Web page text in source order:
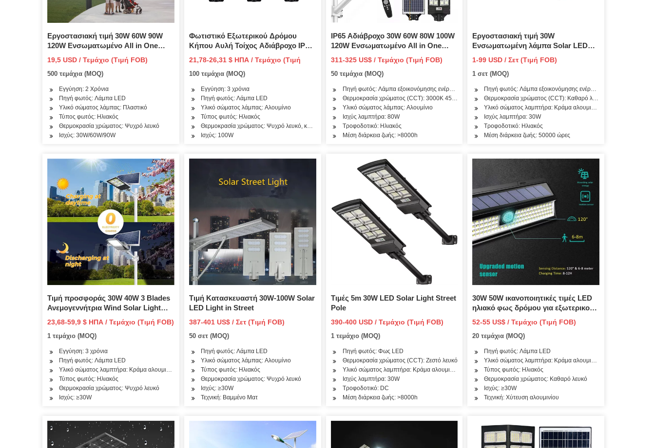
Εργοστασιακή τιμή 30W 60W 90W
120W Ενσωματωμένο All in One
LED ηλιακό φως δρόμου
19,5 USD / Τεμάχιο (Τιμή FOB)
500 τεμάχια (MOQ)
Εγγύηση: 2 Χρόνια
Πηγή φωτός: Λάμπα LED
Υλικό σώματος λάμπας: Πλαστικό
Τύπος φωτός: Ηλιακός
Θερμοκρασία χρώματος: Ψυχρό λευκό
Ισχύς: 30W/60W/90W
Φωτιστικό Εξωτερικού Δρόμου
Κήπου Αυλή Τοίχος Αδιάβροχο IP65
Υψηλή Ισχύς 30W 50W 100W 150W
200W Solar LED Φωτιστικό δρόμου
Τιμή
21,78-26,31 $ ΗΠΑ / Τεμάχιο (Τιμή
100 τεμάχια (MOQ)
Εγγύηση: 3 χρόνια
Πηγή φωτός: Λάμπα LED
Υλικό σώματος λάμπας: Αλουμίνιο
Τύπος φωτός: Ηλιακός
Θερμοκρασία χρώματος: Ψυχρό λευκό, καθαρό λευκό, ζεστό λευκό
Ισχύς: 100W
IP65 Αδιάβροχο 30W 60W 80W 100W
120W Ενσωματωμένο All in One
LED Solar Light Street Τιμή
311-325 US$ / Τεμάχιο (Τιμή FOB)
50 τεμάχια (MOQ)
Πηγή φωτός: Λάμπα εξοικονόμησης ενέργειας
Θερμοκρασία χρώματος (CCT): 3000K 4500K 5000K 6000K
Υλικό σώματος λάμπας: Αλουμίνιο
Ισχύς λαμπτήρα: 80W
Τροφοδοτικό: Ηλιακός
Μέση διάρκεια ζωής: >8000h
Εργοστασιακή τιμή 30W
Ενσωματωμένη λάμπα Solar LED
Street Light with Lithium Battery for
Government Project
1-99 USD / Σετ (Τιμή FOB)
1 σετ (MOQ)
Πηγή φωτός: Λάμπα εξοικονόμησης ενέργειας
Θερμοκρασία χρώματος (CCT): Καθαρό λευκό
Υλικό σώματος λαμπτήρα: Κράμα αλουμινίου
Ισχύς λαμπτήρα: 30W
Τροφοδοτικό: Ηλιακός
Μέση διάρκεια ζωής: 50000 ώρες
Τιμή προσφοράς 30W 40W 3 Blades
Ανεμογεννήτρια Wind Solar Light
Street LED Light Street 220V
23,68-59,9 $ ΗΠΑ / Τεμάχιο (Τιμή FOB)
1 τεμάχιο (MOQ)
Εγγύηση: 3 χρόνια
Πηγή φωτός: Λάμπα LED
Υλικό σώματος λαμπτήρα: Κράμα αλουμινίου
Τύπος φωτός: Ηλιακός
Θερμοκρασία χρώματος: Ψυχρό λευκό
Ισχύς: ≥30W
Τιμή Κατασκευαστή 30W-100W Solar
LED Light in Street
387-401 US$ / Σετ (Τιμή FOB)
50 σετ (MOQ)
Πηγή φωτός: Λάμπα LED
Υλικό σώματος λάμπας: Αλουμίνιο
Τύπος φωτός: Ηλιακός
Θερμοκρασία χρώματος: Ψυχρό λευκό
Ισχύς: ≥30W
Τεχνική: Βαμμένο Ματ
Τιμές 5m 30W LED Solar Light Street
Pole
390-400 USD / Τεμάχιο (Τιμή FOB)
1 τεμάχιο (MOQ)
Πηγή φωτός: Φως LED
Θερμοκρασία χρώματος (CCT): Ζεστό λευκό
Υλικό σώματος λαμπτήρα: Κράμα αλουμινίου
Ισχύς λαμπτήρα: 30W
Τροφοδοτικό: DC
Μέση διάρκεια ζωής: >8000h
30W 50W ικανοποιητικές τιμές LED
ηλιακό φως δρόμου για εξωτερικούς
χώρους από Κίνα
52-55 US$ / Τεμάχιο (Τιμή FOB)
20 τεμάχια (MOQ)
Πηγή φωτός: Λάμπα LED
Υλικό σώματος λαμπτήρα: Κράμα αλουμινίου
Τύπος φωτός: Ηλιακός
Θερμοκρασία χρώματος: Καθαρό λευκό
Ισχύς: ≥30W
Τεχνική: Χύτευση αλουμινίου